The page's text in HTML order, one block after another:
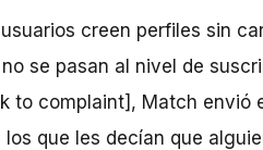
creen perfiles sin
se pasan al nivel de
to complaint], Match envió
que les decían que